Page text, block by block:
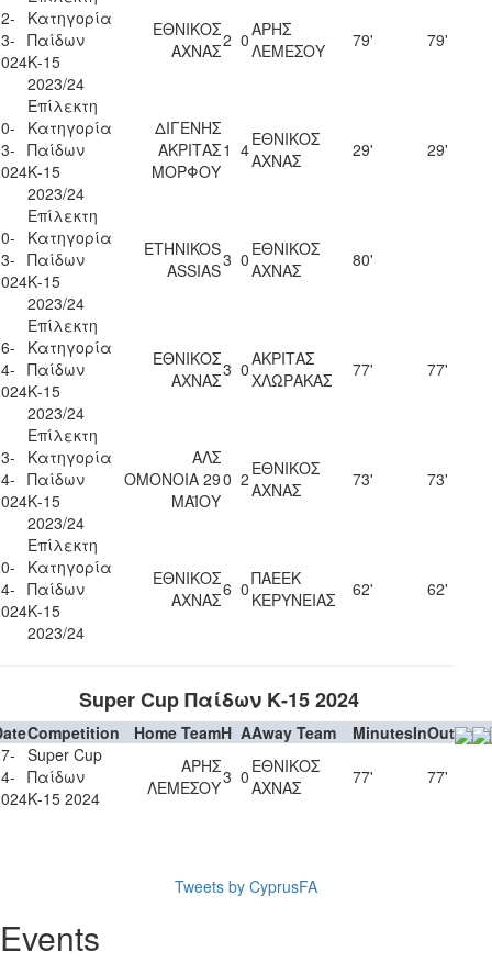
Κατηγορία
Παίδων
Κ-15
2023/24
ΕΘΝΙΚΟΣ
ΑΧΝΑΣ2 0ΑΡΗΣ
ΛΕΜΕΣΟΥ
79' 79'
Επίλεκτη
Κατηγορία
Παίδων
Κ-15
2023/24
ΔΙΓΕΝΗΣ
ΑΚΡΙΤΑΣ
ΜΟΡΦΟΥ
1 4ΕΘΝΙΚΟΣ
ΑΧΝΑΣ
29' 29'
Επίλεκτη
Κατηγορία
Παίδων
Κ-15
2023/24
ETHNIKOS
ASSIAS3 0 ΕΘΝΙΚΟΣ
ΑΧΝΑΣ
80'
Επίλεκτη
Κατηγορία
Παίδων
Κ-15
2023/24
ΕΘΝΙΚΟΣ
ΑΧΝΑΣ3 0ΑΚΡΙΤΑΣ
ΧΛΩΡΑΚΑΣ
77' 77'
Επίλεκτη
Κατηγορία
Παίδων
Κ-15
2023/24
ΑΛΣ
ΟΜΟΝΟΙΑ 29
ΜΑΪΟΥ
0 2 ΕΘΝΙΚΟΣ
ΑΧΝΑΣ
73' 73'
Επίλεκτη
Κατηγορία
Παίδων
Κ-15
2023/24
ΕΘΝΙΚΟΣ
ΑΧΝΑΣ6 0ΠΑΕΕΚ
ΚΕΡΥΝΕΙΑΣ
62' 62'
Super Cup Παίδων Κ-15 2024
Competition Home TeamH AAway Team MinutesInOut
Super Cup
Παίδων
Κ-15 2024
ΑΡΗΣ
ΛΕΜΕΣΟΥ3 0 ΕΘΝΙΚΟΣ
ΑΧΝΑΣ
77' 77'
Tweets by CyprusFA
Events